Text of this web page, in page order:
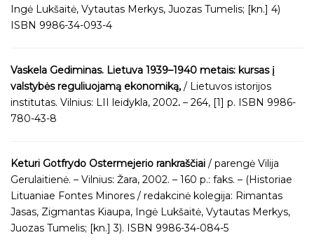
Ingė Lukšaitė, Vytautas Merkys, Juozas Tumelis; [kn.] 4)
ISBN 9986-34-093-4
Vaskela Gediminas. Lietuva 1939–1940 metais: kursas į
valstybės reguliuojamą ekonomiką, / Lietuvos istorijos
institutas. Vilnius: LII leidykla, 2002. – 264, [1] p. ISBN 9986-
780-43-8
Keturi Gotfrydo Ostermejerio rankraščiai / parengė Vilija
Gerulaitienė. – Vilnius: Žara, 2002. – 160 p.: faks. – (Historiae
Lituaniae Fontes Minores / redakcinė kolegija: Rimantas
Jasas, Zigmantas Kiaupa, Ingė Lukšaitė, Vytautas Merkys,
Juozas Tumelis; [kn.] 3). ISBN 9986-34-084-5